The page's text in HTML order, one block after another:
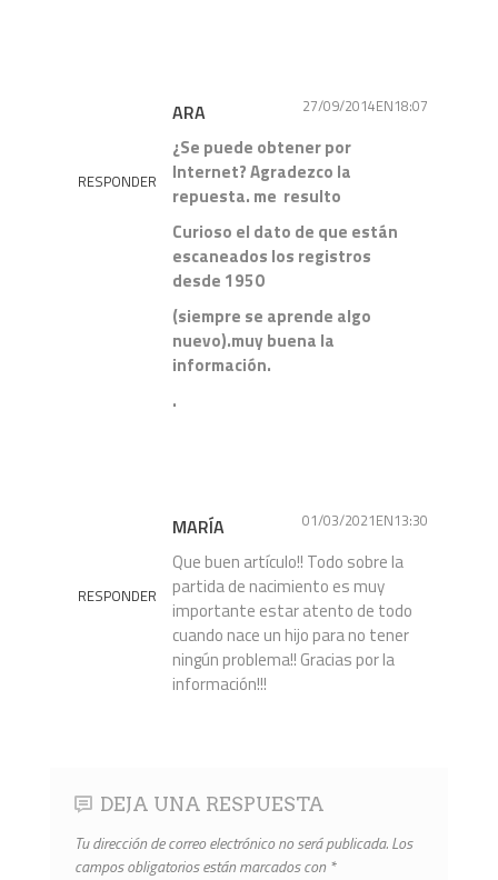
RESPONDER
ARA 27/09/2014EN18:07
¿Se puede obtener por
Internet? Agradezco la
repuesta. me resulto
Curioso el dato de que están
escaneados los registros
desde 1950
(siempre se aprende algo
nuevo).muy buena la
información.
.
RESPONDER
MARÍA 01/03/2021EN13:30
Que buen artículo!! Todo sobre la
partida de nacimiento es muy
importante estar atento de todo
cuando nace un hijo para no tener
ningún problema!! Gracias por la
información!!!
DEJA UNA RESPUESTA
Tu dirección de correo electrónico no será publicada.Los
campos obligatorios están marcados con *